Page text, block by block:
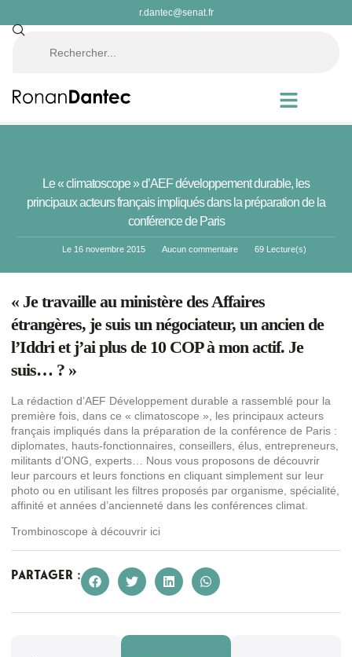
r.dantec@senat.fr
Le « climatoscope » d’AEF développement durable, les
principaux acteurs français impliqués dans la préparation de la
conférence de Paris
Le 16 novembre 2015 Aucun commentaire 69 Lecture(s)
« Je travaille au ministère des Affaires
étrangères, je suis un négociateur, un ancien de
l’Iddri et j’ai plus de 10 COP à mon actif. Je
suis… ? »
La rédaction d’AEF Développement durable a rassemblé pour la
première fois, dans ce « climatoscope », les principaux acteurs
français impliqués dans la préparation de la conférence de Paris :
diplomates, hauts-fonctionnaires, conseillers, élus, entrepreneurs,
militants d’ONG, experts… Nous vous proposons de découvrir
leur parcours et leurs fonctions en cliquant simplement sur leur
photo ou en utilisant les filtres proposés par organisme, spécialité,
affinité et années d’ancienneté dans les conférences climat.
Trombinoscope à découvrir ici
Partager :